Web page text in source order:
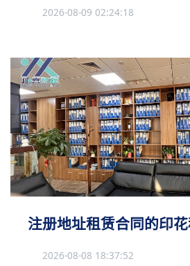
2026-08-09 02:24:18
注册地址租赁合同的印
2026-08-08 18:37:52